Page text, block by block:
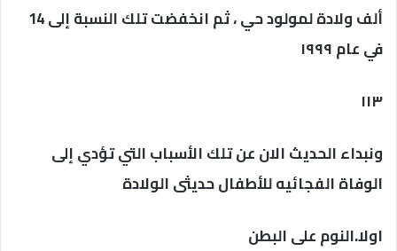
ألف ولادة لمولود حي ، ثم انخفضت تلك النسبة إلى 14
في عام ۱۹۹٩
۱۱٣
ونبداء الحديث الان عن تلك الأسباب التي تؤدي إلى
الوفاة الفجائيه للأطفال حديثى الولادة
اولا.النوم على البطن